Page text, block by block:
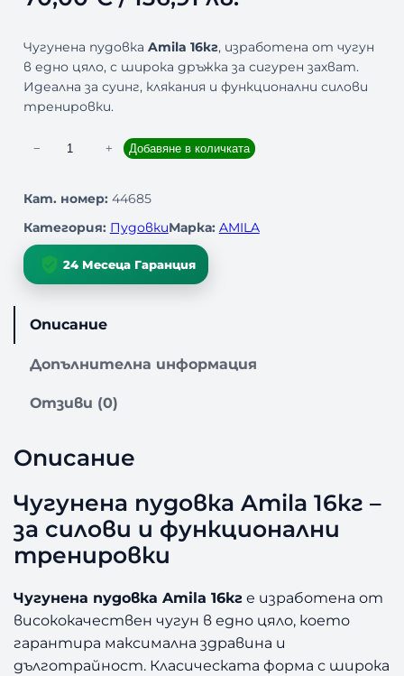
Чугунена пудовка Amila 16кг, изработена от чугун
в едно цяло, с широка дръжка за сигурен захват.
Идеална за суинг, клякания и функционални силови
тренировки.
ч
е
с
т
о
у
н
н
а
п
у
о
в
к
а
− + Добавяне в количката
Кат. номер: 44685
Категория: ПудовкиМарка: AMILA
24 Месеца Гаранция
Описание
Допълнителна информация
Отзиви (0)
Описание
Чугунена пудовка Amila 16кг –
за силови и функционални
тренировки
Чугунена пудовка Amila 16кг е изработена от
висококачествен чугун в едно цяло, което
гарантира максимална здравина и
дълготрайност. Класическата форма с широка